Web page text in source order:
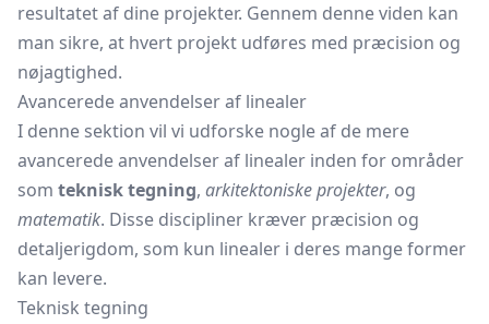
resultatet af dine projekter. Gennem denne viden kan
man sikre, at hvert projekt udføres med præcision og
nøjagtighed.
Avancerede anvendelser af linealer
I denne sektion vil vi udforske nogle af de mere
avancerede anvendelser af linealer inden for områder
som teknisk tegning, arkitektoniske projekter, og
matematik. Disse discipliner kræver præcision og
detaljerigdom, som kun linealer i deres mange former
kan levere.
Teknisk tegning